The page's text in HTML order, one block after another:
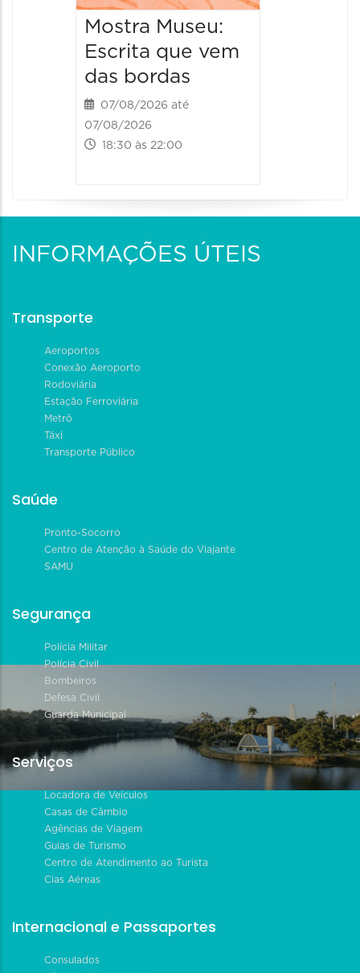
Mostra Museu:
Escrita que vem
das bordas
07/08/2026 até
07/08/2026
18:30 às 22:00
INFORMAÇÕES ÚTEIS
Transporte
Aeroportos
Conexão Aeroporto
Rodoviária
Estação Ferroviária
Metrô
Táxi
Transporte Público
Saúde
Pronto-Socorro
Centro de Atenção à Saúde do Viajante
SAMU
Segurança
Polícia Militar
Polícia Civil
Bombeiros
Defesa Civil
Guarda Municipal
Serviços
Locadora de Veículos
Casas de Câmbio
Agências de Viagem
Guias de Turismo
Centro de Atendimento ao Turista
Cias Aéreas
Internacional e Passaportes
Consulados